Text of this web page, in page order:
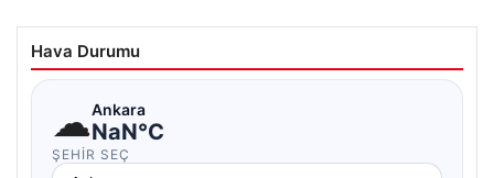
Hava Durumu
☁Ankara
NaN°C
ŞEHIR SEÇ